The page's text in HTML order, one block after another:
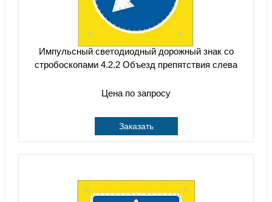
Импульсный cветодиодный дорожный знак со
стробоскопами 4.2.2 Объезд препятствия слева
Цена по запросу
Заказать